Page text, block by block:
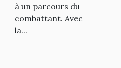
à un parcours du
combattant. Avec
la...